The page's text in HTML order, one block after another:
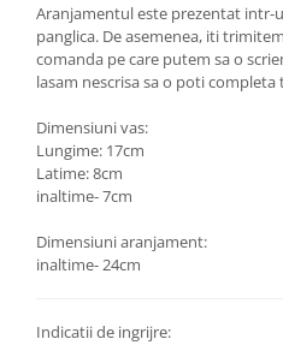
Aranjamentul este prezentat intr-
panglica. De asemenea, iti
comanda pe care putem sa o
lasam nescrisa sa o poti completa
Dimensiuni vas:
Lungime: 17cm
Latime: 8cm
inaltime- 7cm
Dimensiuni aranjament:
inaltime- 24cm
Indicatii de ingrijre: